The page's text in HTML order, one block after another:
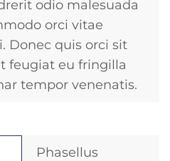
odio malesuada
orci vitae
Donec quis orci sit
feugiat eu fringilla
tempor venenatis.
Phasellus